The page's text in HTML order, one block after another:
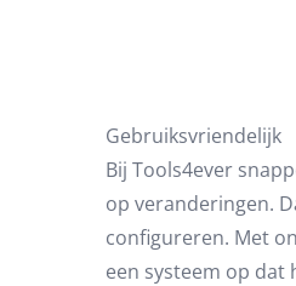
Gebruiksvriendelijk
Bij Tools4ever
op veranderingen.
configureren. Met
een systeem op dat